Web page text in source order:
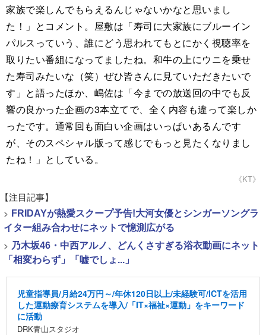
家族で楽しんでもらえるんじゃないかなと思いまし
た！」とコメント。屋敷は「寿司に大家族にブルーイン
パルスっていう、誰にどう思われてもとにかく視聴率を
取りたい番組になってましたね。和牛の上にウニを乗せ
た寿司みたいな（笑）ぜひ皆さんに見ていただきたいで
す」と語ったほか、嶋佐は「今までの放送回の中でも反
響の良かった企画の3本立てで、全く内容も違って楽しか
ったです。通常回も面白い企画はいっぱいあるんです
が、そのスペシャル版って感じでもっと見たくなりまし
たね！」としている。
《KT》
【注目記事】
> FRIDAYが熱愛スクープ予告!大河女優とシンガーソングラ
イター組み合わせにネットで憶測広がる
> 乃木坂46・中西アルノ、どんくさすぎる浴衣動画にネット
「相変わらず」「嘘でしょ...」
児童指導員/月給24万円～/年休120日以上/未経験可/ICTを活用
した運動療育システムを導入/「IT×福祉×運動」をキーワード
に活動
DRK青山スタジオ